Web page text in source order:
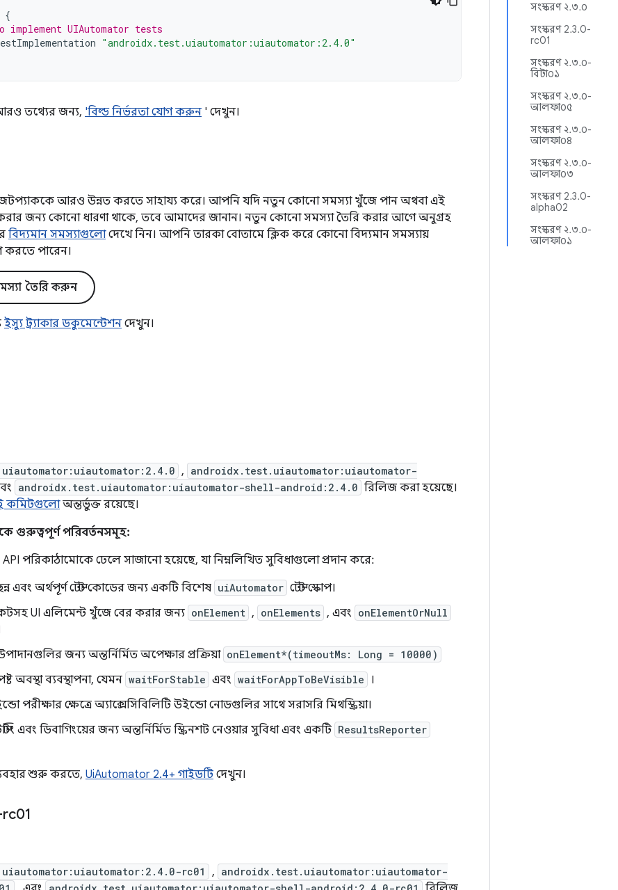
সংস্করণ ২.৩.০
সংস্করণ 2.3.0-
rc01
সংস্করণ ২.৩.০-
বিটা০১
সংস্করণ ২.৩.০-
আলফা০৫
সংস্করণ ২.৩.০-
আলফা০৪
সংস্করণ ২.৩.০-
আলফা০৩
সংস্করণ 2.3.0-
alpha02
সংস্করণ ২.৩.০-
আলফা০১
{
implement UIAutomator tests
"androidx.test.uiautomator:uiautomator:2.4.0"
তথ্যের জন্য, 'বিল্ড নির্ভরতা যোগ করুন ' দেখুন।
আরও উন্নত করতে সাহায্য করে। আপনি যদি নতুন কোনো সমস্যা খুঁজে পান অথবা এই
করার জন্য কোনো ধারণা থাকে, তবে আমাদের জানান। নতুন কোনো সমস্যা তৈরি করার আগে অনুগ্রহ
বিদ্যমান সমস্যাগুলোদেখে নিন। আপনি তারকা বোতামে ক্লিক করে কোনো বিদ্যমান সমস্যায়
পারেন।
তৈরি করুন
ইস্যু ট্র্যাকার ডকুমেন্টেশন দেখুন।
, androidx.test.uiautomator:uiautomator-
androidx.test.uiautomator:uiautomator-shell-android:2.4.0 রিলিজ করা হয়েছে।
কমিটগুলোঅন্তর্ভুক্ত রয়েছে।
গুরুত্বপূর্ণ পরিবর্তনসমূহ:
পরিকাঠামোকে ঢেলে সাজানো হয়েছে, যা নিম্নলিখিত সুবিধাগুলো প্রদান করে:
এবং অর্থপূর্ণ টেস্ট কোডের জন্য একটি বিশেষ uiAutomator টেস্ট স্কোপ।
UI এলিমেন্ট খুঁজে বের করার জন্য onElement , onElements , এবং onElementOrNull
জন্য অন্তর্নির্মিত অপেক্ষার প্রক্রিয়া onElement*(timeoutMs: Long = 10000)
অবস্থা ব্যবস্থাপনা, যেমন waitForStable এবং waitForAppToBeVisible
।
পরীক্ষার ক্ষেত্রে অ্যাক্সেসিবিলিটি উইন্ডো নোডগুলির সাথে সরাসরি মিথস্ক্রিয়া।
এবং ডিবাগিংয়ের জন্য অন্তর্নির্মিত স্ক্রিনশট নেওয়ার সুবিধা এবং একটি ResultsReporter
শুরু করতে, UiAutomator 2.4+ গাইডটি দেখুন।
rc01 , androidx.test.uiautomator:uiautomator-